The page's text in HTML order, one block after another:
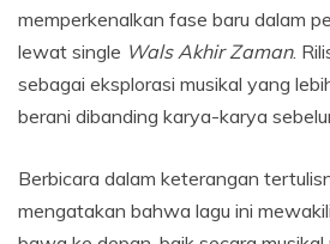
memperkenalkan fase baru dalam
lewat single Wals Akhir Zaman.
sebagai eksplorasi musikal yang
berani dibanding karya-karya
Berbicara dalam keterangan
mengatakan bahwa lagu ini